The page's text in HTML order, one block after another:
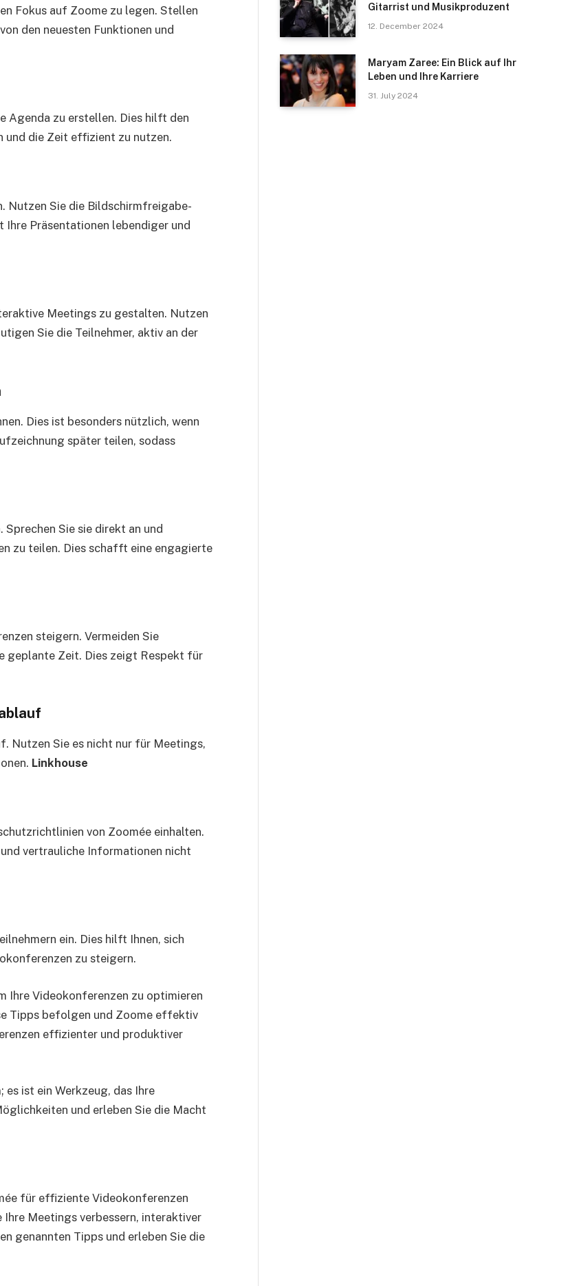
Fokus auf Zoome zu legen. Stellen
den neuesten Funktionen und
Agenda zu erstellen. Dies hilft den
und die Zeit effizient zu nutzen.
Nutzen Sie die Bildschirmfreigabe-
Ihre Präsentationen lebendiger und
Meetings zu gestalten. Nutzen
Sie die Teilnehmer, aktiv an der
Dies ist besonders nützlich, wenn
später teilen, sodass
Sprechen Sie sie direkt an und
zu teilen. Dies schafft eine engagierte
steigern. Vermeiden Sie
geplante Zeit. Dies zeigt Respekt für
Nutzen Sie es nicht nur für Meetings,
Linkhouse
von Zoomée einhalten.
vertrauliche Informationen nicht
ein. Dies hilft Ihnen, sich
zu steigern.
Ihre Videokonferenzen zu optimieren
Tipps befolgen und Zoome effektiv
effizienter und produktiver
ist ein Werkzeug, das Ihre
und erleben Sie die Macht
für effiziente Videokonferenzen
Meetings verbessern, interaktiver
genannten Tipps und erleben Sie die
Gitarrist und Musikproduzent
12. December 2024
Maryam Zaree: Ein Blick auf Ihr
Leben und Ihre Karriere
31. July 2024